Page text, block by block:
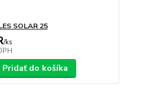
SOLAR 25
/ks
Pridať do košíka